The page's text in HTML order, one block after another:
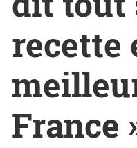
recette
France